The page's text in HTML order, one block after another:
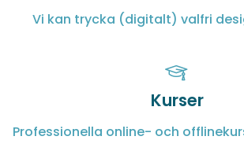
Vi kan trycka (digitalt) valfri
Kurser
Professionella online- och